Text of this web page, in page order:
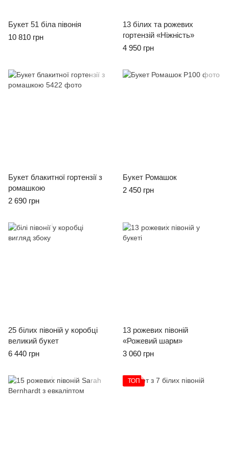
Букет 51 біла півонія
10 810 грн
13 білих та рожевих
гортензій «Ніжність»
4 950 грн
Букет блакитної гортензії з
ромашкою
2 690 грн
Букет Ромашок
2 450 грн
Бестселлери
25 білих півоній у коробці
великий букет
6 440 грн
Бестселлери
13 рожевих півоній
«Рожевий шарм»
3 060 грн
Бестселлери ТОП